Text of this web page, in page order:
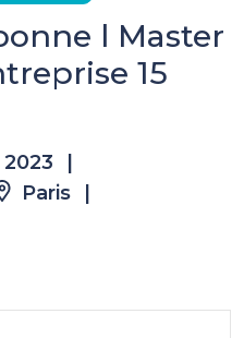
l Master
15
Paris